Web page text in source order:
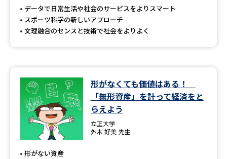
データで日常生活や社会のサービスをよりスマート
スポーツ科学の新しいアプローチ
文理融合のセンスと技術で社会をよりよく
形がなくても価値はある！
「無形資産」を計って経済をと
らえよう
立正大学
外木 好美 先生
形がない資産